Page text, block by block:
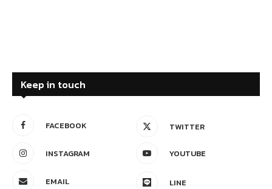
Keep in touch
FACEBOOK TWITTER
INSTAGRAM YOUTUBE
EMAIL LINE